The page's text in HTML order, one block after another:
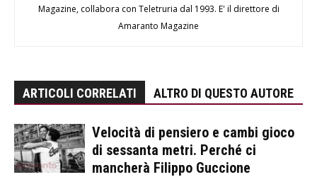
Magazine, collabora con Teletruria dal 1993. E' il direttore di
Amaranto Magazine
ARTICOLI CORRELATI ALTRO DI QUESTO AUTORE
Velocità di pensiero e cambi gioco
di sessanta metri. Perché ci
mancherà Filippo Guccione